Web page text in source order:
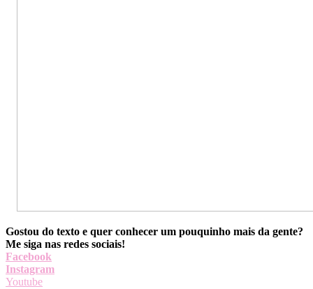
Gostou do texto e quer conhecer um pouquinho mais da gente?
Me siga nas redes sociais!
Facebook
Instagram
Youtube